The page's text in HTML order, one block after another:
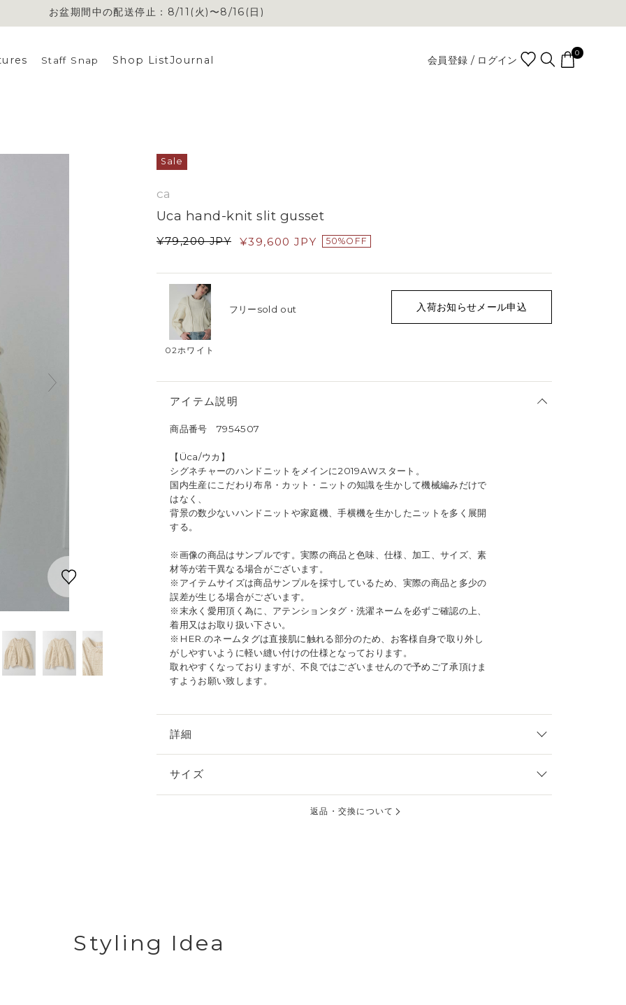
お盆期間中の配送停止：8/11(火)〜8/16(日)
お盆期間中の配送停止：8/11(火)〜8/16(日)
Staff Snap Shop ListJournal 会員登録 / ログイン
0
Sale
ca
Uca hand-knit slit gusset
¥79,200 JPY ¥39,600 JPY 50%OFF
02ホワイト
フリーsold out 入荷お知らせメール申込
アイテム説明
商品番号 7954507
【Üca/ウカ】
シグネチャーのハンドニットをメインに2019AWスタート。
国内生産にこだわり布帛・カット・ニットの知識を生かして機械編みだけで
はなく、
背景の数少ないハンドニットや家庭機、手横機を生かしたニットを多く展開
する。
※画像の商品はサンプルです。実際の商品と色味、仕様、加工、サイズ、素
材等が若干異なる場合がございます。
※アイテムサイズは商品サンプルを採寸しているため、実際の商品と多少の
誤差が生じる場合がございます。
※末永く愛用頂く為に、アテンションタグ・洗濯ネームを必ずご確認の上、
着用又はお取り扱い下さい。
※HER.のネームタグは直接肌に触れる部分のため、お客様自身で取り外し
がしやすいように軽い縫い付けの仕様となっております。
取れやすくなっておりますが、不良ではございませんので予めご了承頂けま
すようお願い致します。
詳細
サイズ
返品・交換について
Styling Idea